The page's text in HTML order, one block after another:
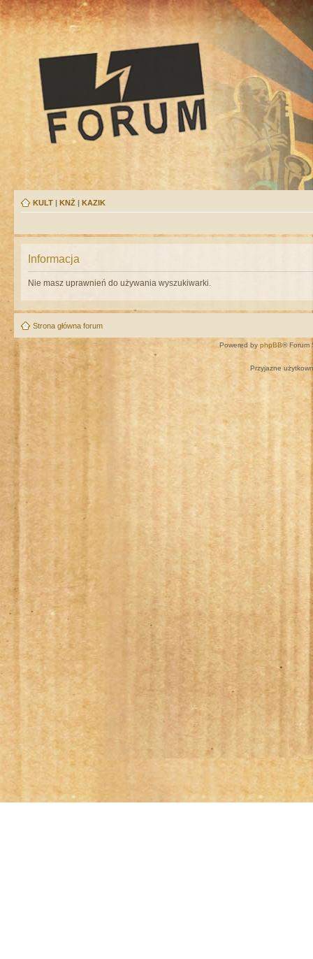
KULT | KNŻ | KAZIK
Informacja
Nie masz uprawnień do używania wyszukiwarki.
Strona główna forum
Powered by phpBB® Forum
Przyjazne